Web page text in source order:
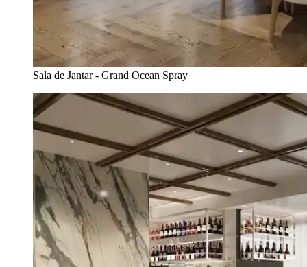
Sala de Jantar - Grand Ocean Spray